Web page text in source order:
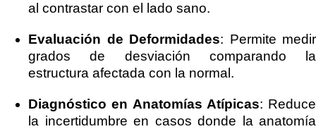
al contrastar con el lado sano.
Evaluación de Deformidades: Permite medir
grados de desviación comparando la
estructura afectada con la normal.
Diagnóstico en Anatomías Atípicas: Reduce
la incertidumbre en casos donde la anatomía